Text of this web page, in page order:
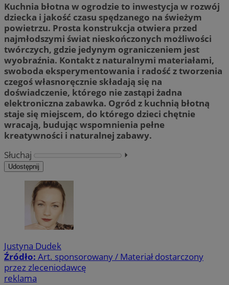
Kuchnia błotna w ogrodzie to inwestycja w rozwój
dziecka i jakość czasu spędzanego na świeżym
powietrzu. Prosta konstrukcja otwiera przed
najmłodszymi świat nieskończonych możliwości
twórczych, gdzie jedynym ograniczeniem jest
wyobraźnia. Kontakt z naturalnymi materiałami,
swoboda eksperymentowania i radość z tworzenia
czegoś własnoręcznie składają się na
doświadczenie, którego nie zastąpi żadna
elektroniczna zabawka. Ogród z kuchnią błotną
staje się miejscem, do którego dzieci chętnie
wracają, budując wspomnienia pełne
kreatywności i naturalnej zabawy.
Słuchaj
⏵︎
Udostępnij
Justyna Dudek
Źródło: Art. sponsorowany / Materiał dostarczony
przez zleceniodawcę
reklama